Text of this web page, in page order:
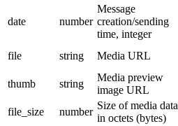
date number
Message
creation/sending
time, integer
file string Media URL
thumb
string
Media preview
image URL
file_size
number
Size of media data
in octets (bytes)